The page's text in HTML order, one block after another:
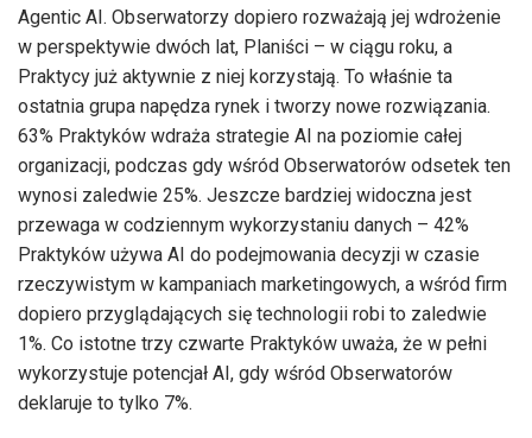
Agentic AI. Obserwatorzy dopiero rozważają jej wdrożenie
w perspektywie dwóch lat, Planiści – w ciągu roku, a
Praktycy już aktywnie z niej korzystają. To właśnie ta
ostatnia grupa napędza rynek i tworzy nowe rozwiązania.
63% Praktyków wdraża strategie AI na poziomie całej
organizacji, podczas gdy wśród Obserwatorów odsetek ten
wynosi zaledwie 25%. Jeszcze bardziej widoczna jest
przewaga w codziennym wykorzystaniu danych – 42%
Praktyków używa AI do podejmowania decyzji w czasie
rzeczywistym w kampaniach marketingowych, a wśród firm
dopiero przyglądających się technologii robi to zaledwie
1%. Co istotne trzy czwarte Praktyków uważa, że w pełni
wykorzystuje potencjał AI, gdy wśród Obserwatorów
deklaruje to tylko 7%.